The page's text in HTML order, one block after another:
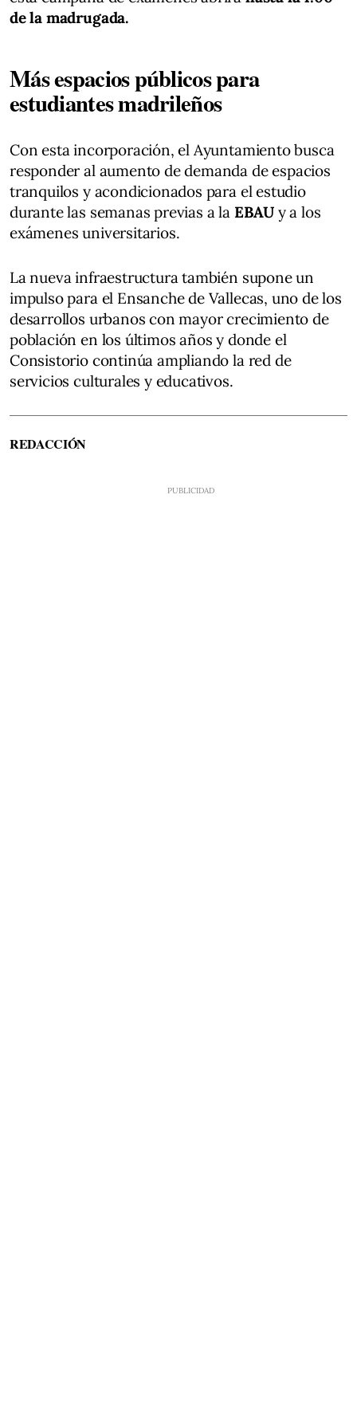
de la madrugada.
Más espacios públicos para
estudiantes madrileños
Con esta incorporación, el Ayuntamiento busca
responder al aumento de demanda de espacios
tranquilos y acondicionados para el estudio
durante las semanas previas a la EBAUy a los
exámenes universitarios.
La nueva infraestructura también supone un
impulso para el Ensanche de Vallecas, uno de los
desarrollos urbanos con mayor crecimiento de
población en los últimos años y donde el
Consistorio continúa ampliando la red de
servicios culturales y educativos.
REDACCIÓN